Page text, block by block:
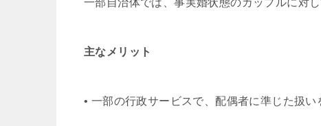
一部自治体では、事実婚状態のカップルに対し
主なメリット
• 一部の行政サービスで、配偶者に準じた扱い